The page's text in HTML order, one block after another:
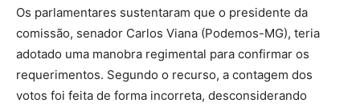
Os parlamentares sustentaram que o presidente da
comissão, senador Carlos Viana (Podemos-MG), teria
adotado uma manobra regimental para confirmar os
requerimentos. Segundo o recurso, a contagem dos
votos foi feita de forma incorreta, desconsiderando